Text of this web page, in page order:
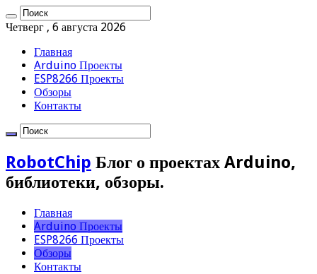
Четверг , 6 августа 2026
Главная
Arduino Проекты
ESP8266 Проекты
Обзоры
Контакты
RobotChip Блог о проектах Arduino,
библиотеки, обзоры.
Главная
Arduino Проекты
ESP8266 Проекты
Обзоры
Контакты